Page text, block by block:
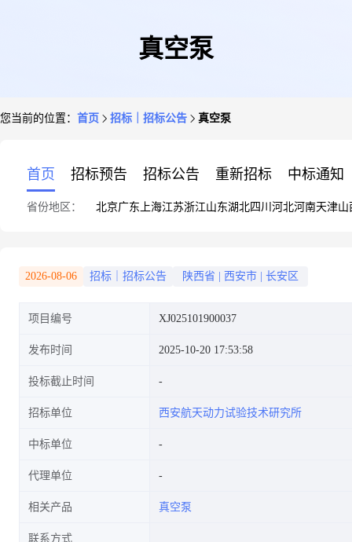
真空泵
您当前的位置： 首页 招标｜招标公告 真空泵
首页 招标预告 招标公告 重新招标 中标通知
省份地区： 北京广东 上海江苏浙江山东湖北四川 河北河南天津山
2026-08-06 招标｜招标公告 陕西省 西安市 长安区
项目编号 XJ025101900037
发布时间 2025-10-20 17:53:58
投标截止时间
招标单位 西安航天动力试验技术研究所
中标单位
代理单位
相关产品 真空泵
联系方式